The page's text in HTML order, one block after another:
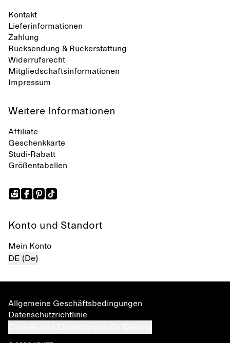
Kontakt
Lieferinformationen
Zahlung
Rücksendung & Rückerstattung
Widerrufsrecht
Mitgliedschaftsinformationen
Impressum
Weitere Informationen
Affiliate
Geschenkkarte
Studi-Rabatt
Größentabellen
Konto und Standort
Mein Konto
DE (De)
Allgemeine Geschäftsbedingungen
Datenschutzrichtlinie